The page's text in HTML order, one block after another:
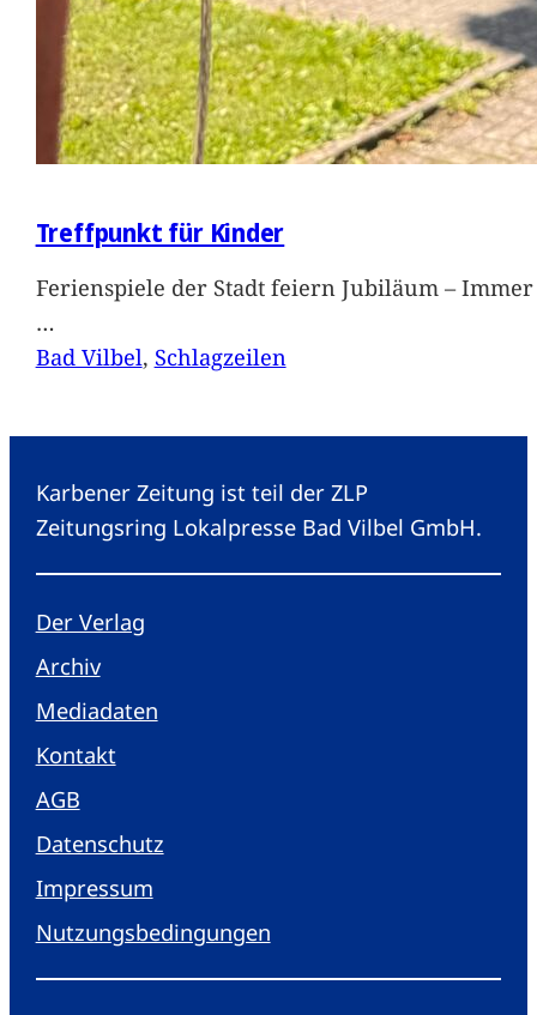
Treffpunkt für Kinder
Ferienspiele der Stadt feiern Jubiläum –
…
Bad Vilbel, Schlagzeilen
Karbener Zeitung ist teil der ZLP
Zeitungsring Lokalpresse Bad Vilbel GmbH.
Der Verlag
Archiv
Mediadaten
Kontakt
AGB
Datenschutz
Impressum
Nutzungsbedingungen